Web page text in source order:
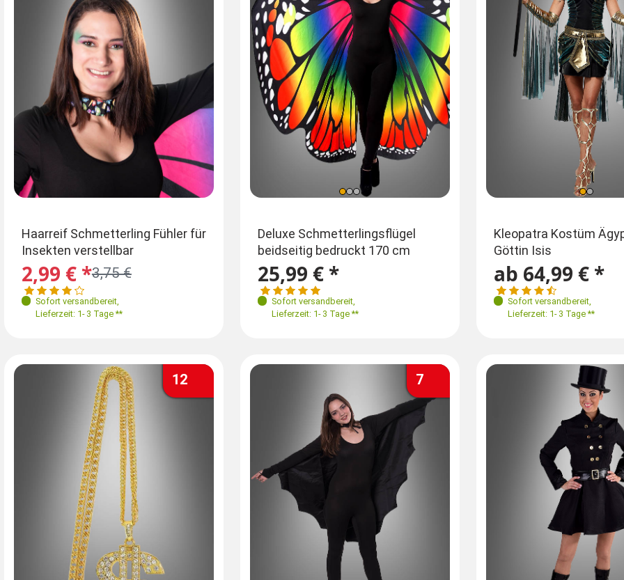
Haarreif Schmetterling Fühler für
Insekten verstellbar
3,75 €
2,99 € *
Sofort versandbereit,
Lieferzeit: 1- 3 Tage **
Einheitsgröße
34-52
Deluxe Schmetterlingsflügel
beidseitig bedruckt 170 cm
25,99 € *
Sofort versandbereit,
Lieferzeit: 1- 3 Tage **
Einheitsgröße
Größen
34 36 38 40 40-42
Kleopatra Kostüm
Göttin Isis
ab 64,99 € *
Sofort versandbereit,
Lieferzeit: 1- 3 Tage **
Größen
128
146-152 152-
12 7